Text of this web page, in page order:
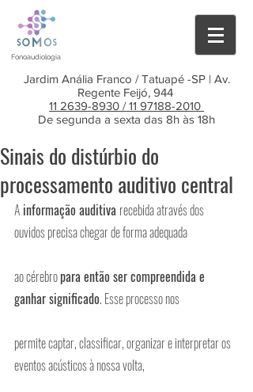
Fonoaudiologia
Jardim Anália Franco / Tatuapé -SP | Av.
Regente Feijó, 944
11 2639-8930 /11 97188-2010
De segunda a sexta das 8h às 18h
Sinais do distúrbio do
processamento auditivo central
A informação auditiva recebida através dos
ouvidos precisa chegar de forma adequada
ao cérebro para então ser compreendida e
ganhar significado. Esse processo nos
permite captar, classificar, organizar e interpretar os
eventos acústicos à nossa volta,